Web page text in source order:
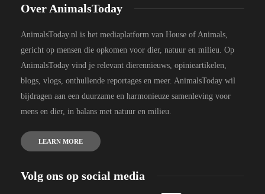
Over AnimalsToday
AnimalsToday.nl is het mediaplatform van House of Animals,
gericht op mensen die opkomen voor dier, natuur en milieu. Op
AnimalsToday vind je relevant dierennieuws, opinieartikelen,
blogs, vlogs, onthullende reportages en meer. AnimalsToday wil
bijdragen aan een duurzame en harmonieuze samenleving voor
mens en dier, in balans met natuur en milieu.
LEARN MORE
Volg ons op social media